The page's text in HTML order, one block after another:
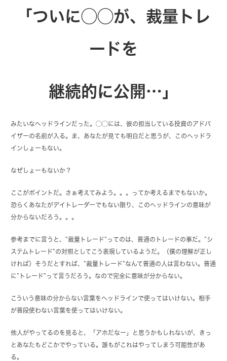
「ついに◯◯が、裁量トレ
ードを
継続的に公開…」
みたいなヘッドラインだった。◯◯には、彼の担当している投資のアドバ
イザーの名前が入る。ま、あなたが見ても明白だと思うが、このヘッドラ
インしょーもない。
なぜしょーもないか？
ここがポイントだ。さぁ考えてみよう。。。ってか考えるまでもないか。
恐らくあなたがデイトレーダーでもない限り、このヘッドラインの意味が
分からないだろう。。。
参考までに言うと、”裁量トレード”ってのは、普通のトレードの事だ。”シ
ステムトレード”の対照としてこう表現しているようだ。（僕の理解が正し
ければ）そうだとすれば、”裁量トレード”なんて普通の人は言わない。普通
に”トレード”って言うだろう。なので完全に意味が分からない。
こういう意味の分からない言葉をヘッドラインで使ってはいけない。相手
が普段使わない言葉を使ってはいけない。
他人がやってるのを見ると、「アホだなー」と思うかもしれないが、きっ
とあなたもどこかでやっている。誰もがこれはやってしまう可能性があ
る。